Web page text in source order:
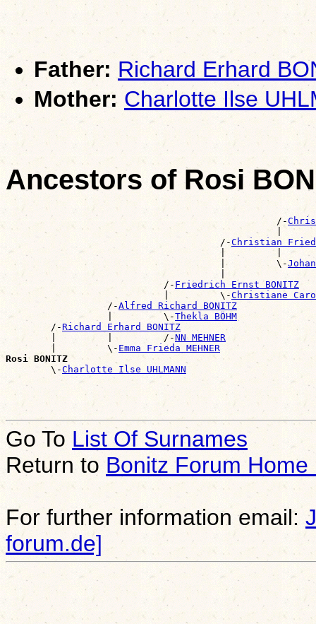
Father: Richard Erhard
Mother: Charlotte Ilse
Ancestors of Rosi
                                                /-
|
                                      /-
Christian
|         |
                                      |         \-
|
                            /-
Friedrich Ernst BONITZ
                            |         \-
Christiane
                  /-
Alfred Richard BONITZ
                  |         \-
Thekla BÖHM
        /-
Richard Erhard BONITZ
        |         |         /-
NN MEHNER
        |         \-
Emma Frieda MEHNER
Rosi BONITZ
\-Charlotte Ilse UHLMANN
Go To List Of Surnames
Return toBonitz Forum Home
For further information email:
forum.de]